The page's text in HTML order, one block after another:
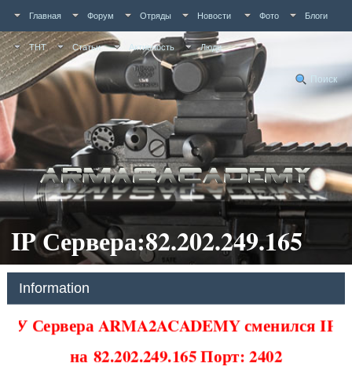
Главная Форум Отряды Новости Фото Блоги
ТНТ Статьи Активность Люди
Поиск
IP Сервера:82.202.249.165
Information
У Сервера ARMA2ACADEMY сменился IP
на82.202.249.165 Порт: 2402